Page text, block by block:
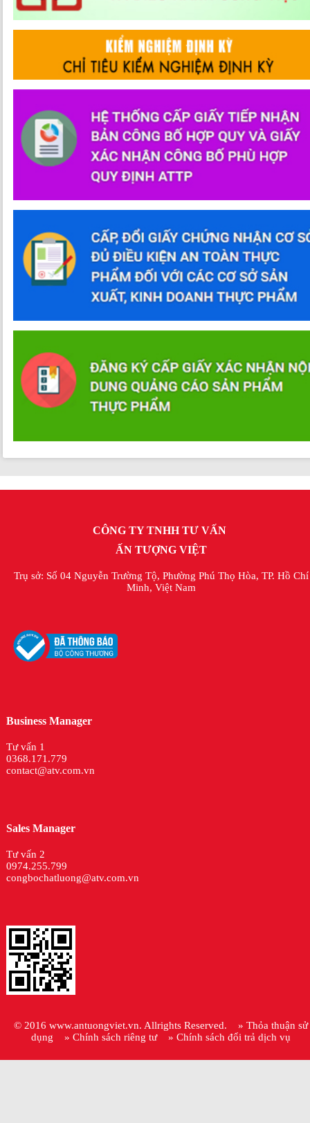
CÔNG TY TNHH TƯ VẤN
ẤN TƯỢNG VIỆT
Trụ sở: Số 04 Nguyễn Trường Tộ, Phường Phú Thọ Hòa, TP. Hồ Chí
Minh, Việt Nam
Business Manager
Tư vấn 1
0368.171.779
contact@atv.com.vn
Sales Manager
Tư vấn 2
0974.255.799
congbochatluong@atv.com.vn
© 2016www.antuongviet.vn. Allrights Reserved.» Thỏa thuận sử
dụng
» Chính sách riêng tư » Chính sách đổi trả dịch vụ